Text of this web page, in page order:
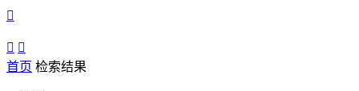

 
首页 检索结果